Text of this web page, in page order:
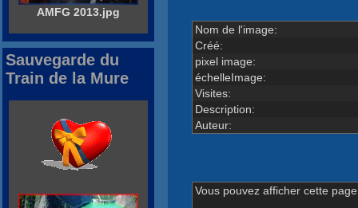
Nom de l'image:
Créé:
pixel image:
échelleImage:
Visites:
Description:
Auteur:
Vous pouvez afficher cette
AMFG 2013.jpg
Sauvegarde du
Train de la Mure